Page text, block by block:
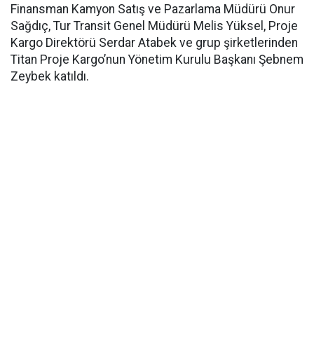
Finansman Kamyon Satış ve Pazarlama Müdürü Onur
Sağdıç, Tur Transit Genel Müdürü Melis Yüksel, Proje
Kargo Direktörü Serdar Atabek ve grup şirketlerinden
Titan Proje Kargo’nun Yönetim Kurulu Başkanı Şebnem
Zeybek katıldı.